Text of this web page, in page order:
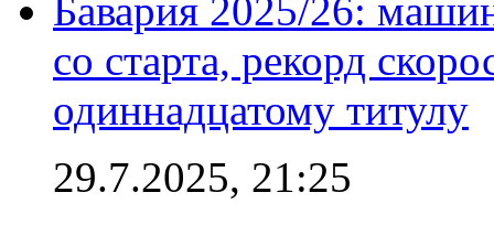
Бавария 2025/26:
со старта, рекорд
одиннадцатому титулу
29.7.2025, 21:25